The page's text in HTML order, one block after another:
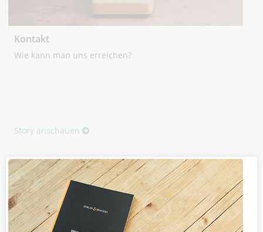
Kontakt
Wie kann man uns erreichen?
Story anschauen